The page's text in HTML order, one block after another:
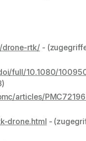
drone-rtk/-
full/10.1080/
articles/
drone.html -